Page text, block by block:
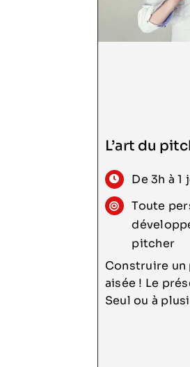
L’art du
De 3h à 1
Toute
pitcher
Construire un
aisée ! Le
Seul ou à